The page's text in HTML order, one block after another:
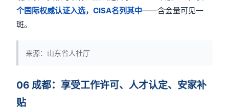
个国际权威认证入选，CISA名列其中——含金量可见一
斑。
来源：山东省人社厅
06 成都：享受工作许可、人才认定、安家补
贴